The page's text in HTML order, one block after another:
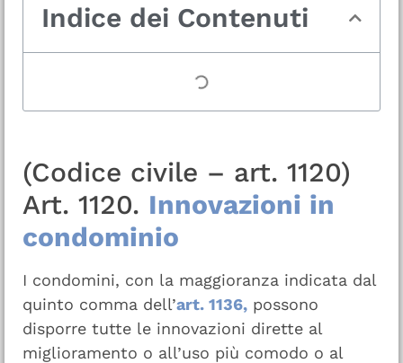
Indice dei Contenuti
(Codice civile – art. 1120)
Art. 1120. Innovazioni in
condominio
I condomini, con la maggioranza indicata dal
quinto comma dell’art. 1136, possono
disporre tutte le innovazioni dirette al
miglioramento o all’uso più comodo o al